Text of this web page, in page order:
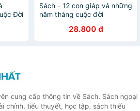
Đời
Sách - 12 con giáp và những
năm tháng cuộc đời
28.800 đ
cung cấp thông tin về Sách. Sách ngoại
chính, tiểu thuyết, học tập, sách thiếu